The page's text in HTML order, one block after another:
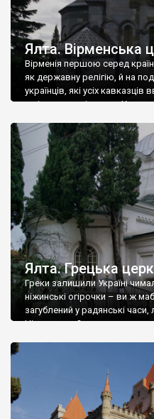
Ялта. Вірменська
Вірменія першою серед
як державну релігію, й на
українців, які усіх
є відданими вірянами Христа
Ялта. Грецька
Греки залишили Україні
ніжинські огірочки – ви ж
загублений у радянські
Ніжин греки?